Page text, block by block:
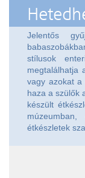
Jelentős
stílusok
megtalálhatja
vagy azokat a
haza a szülők
készült
étkészletek